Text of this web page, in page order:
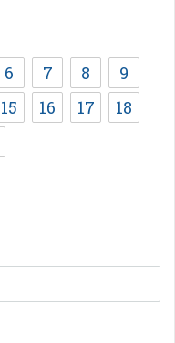
6 7 8
9
15 16 17
18